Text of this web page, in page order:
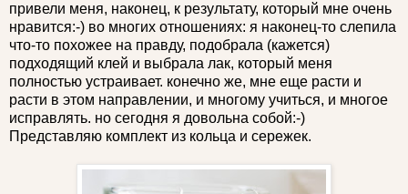
привели меня, наконец, к результату, который мне очень
нравится:-) во многих отношениях: я наконец-то слепила
что-то похожее на правду, подобрала (кажется)
подходящий клей и выбрала лак, который меня
полностью устраивает. конечно же, мне еще расти и
расти в этом направлении, и многому учиться, и многое
исправлять. но сегодня я довольна собой:-)
Представляю комплект из кольца и сережек.